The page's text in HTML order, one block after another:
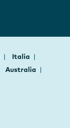
Italia
Australia